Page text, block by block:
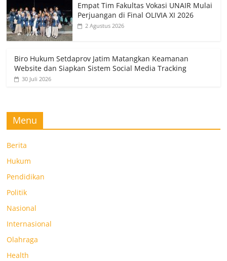
Empat Tim Fakultas Vokasi UNAIR Mulai
Perjuangan di Final OLIVIA XI 2026
2 Agustus 2026
Biro Hukum Setdaprov Jatim Matangkan Keamanan
Website dan Siapkan Sistem Social Media Tracking
30 Juli 2026
Menu
Berita
Hukum
Pendidikan
Politik
Nasional
Internasional
Olahraga
Health